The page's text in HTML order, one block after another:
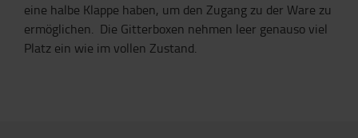
eine halbe Klappe haben, um den Zugang zu der Ware zu
ermöglichen. Die Gitterboxen nehmen leer genauso viel
Platz ein wie im vollen Zustand.